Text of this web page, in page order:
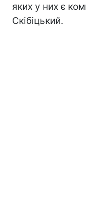
яких у них є
Скібіцький.